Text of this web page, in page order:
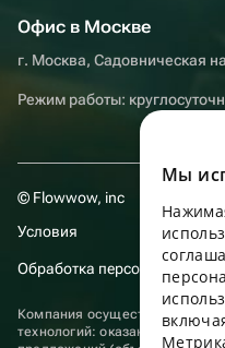
Офис в Москве
г. Москва, Садовническая
Режим работы:
© Flowwow, inc
Условия
Обработка персональных
Компания осуществляет
технологий: оказание услуг в
Мы